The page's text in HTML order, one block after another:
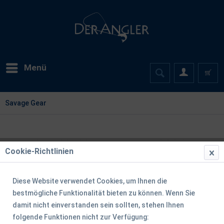
Menü
Savage Gear
Cookie-Richtlinien
Diese Website verwendet Cookies, um Ihnen die
bestmögliche Funktionalität bieten zu können. Wenn Sie
damit nicht einverstanden sein sollten, stehen Ihnen
folgende Funktionen nicht zur Verfügung: